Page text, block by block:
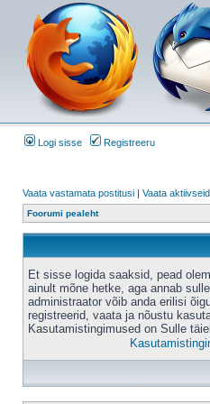
Logi sisse Registreeru
Vaata vastamata postitusi | Vaata
Foorumi pealeht
Et sisse logida saaksid, pead
ainult mõne hetke, aga annab
administraator võib anda erilisi
registreerid, vaata ja nõustu
Kasutamistingimused on Sulle